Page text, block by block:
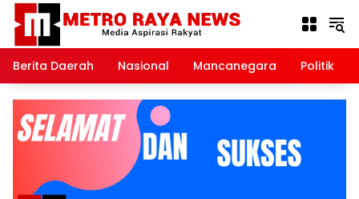
Langsung
konten
Berita Daerah
Nasional Mancanegara Politik